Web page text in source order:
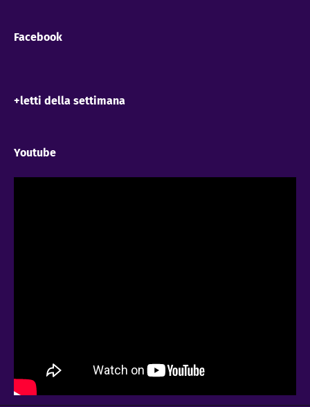
Facebook
+letti della settimana
Youtube